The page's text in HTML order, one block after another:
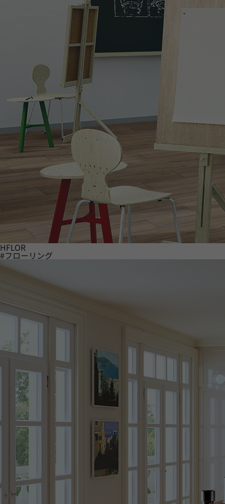
HFLOR
#フローリング